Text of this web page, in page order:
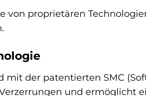
von proprietären
der patentierten SMC
und ermöglicht